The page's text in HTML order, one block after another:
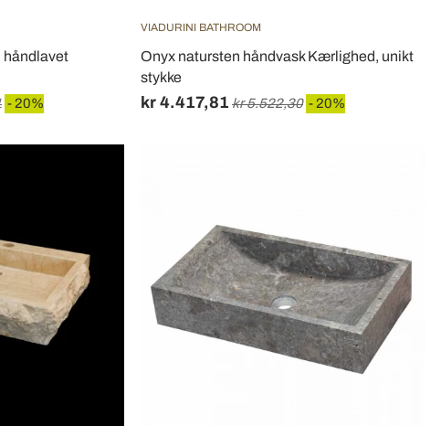
håndlavet
- 20%
VIADURINI BATHROOM
Onyx natursten håndvask Kærlighed, unikt
stykke
kr 4.417,81 kr 5.522,30 - 20%